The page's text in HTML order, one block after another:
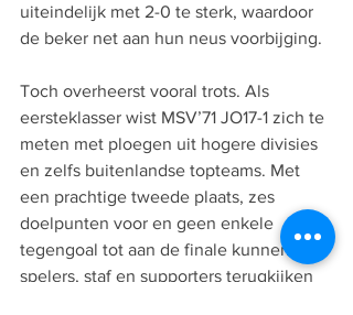
uiteindelijk met 2-0 te sterk, waardoor
de beker net aan hun neus voorbijging.
Toch overheerst vooral trots. Als
eersteklasser wist MSV’71 JO17-1 zich te
meten met ploegen uit hogere divisies
en zelfs buitenlandse topteams. Met
een prachtige tweede plaats, zes
doelpunten voor en geen enkele
tegengoal tot aan de finale kunnen de
spelers, staf en supporters terugkijken